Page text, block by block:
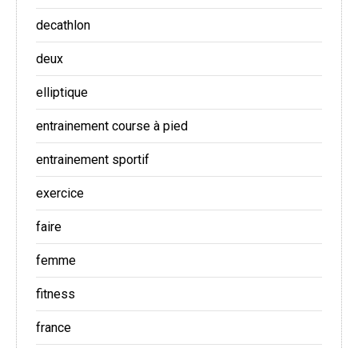
decathlon
deux
elliptique
entrainement course à pied
entrainement sportif
exercice
faire
femme
fitness
france